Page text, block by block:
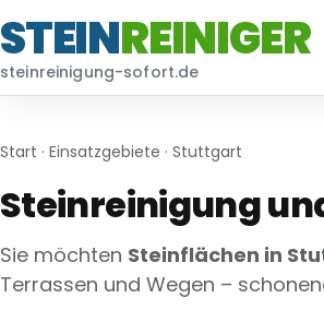
STEINREINIGER
steinreinigung-sofort.de
Start · Einsatzgebiete · Stuttgart
Steinreinigung
Sie möchten Steinflächen in
Terrassen und Wegen –